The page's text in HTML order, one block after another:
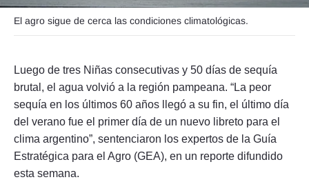
Seguinos
El agro sigue de cerca las condiciones climatológicas.
Luego de tres Niñas consecutivas y 50 días de sequía
brutal, el agua volvió a la región pampeana. “La peor
sequía en los últimos 60 años llegó a su fin, el último día
del verano fue el primer día de un nuevo libreto para el
clima argentino”, sentenciaron los expertos de la Guía
Estratégica para el Agro (GEA), en un reporte difundido
esta semana.